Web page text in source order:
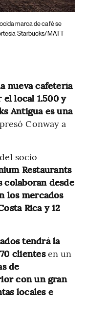
marca de café se
Starbucks/MATT
nueva cafetería
local 1.500 y
Antigua es una
Conway a
socio
Restaurants
colaboran desde
los mercados
Rica y 12
tendrá la
clientesen un
de
con un gran
locales e